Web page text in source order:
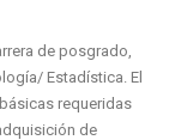
de posgrado,
Estadística. El
requeridas
de